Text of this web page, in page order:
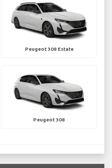
Peugeot 308 Estate
Peugeot 308